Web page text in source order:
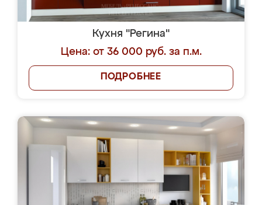
Кухня "Регина"
Цена: от 36 000 руб. за п.м.
ПОДРОБНЕЕ